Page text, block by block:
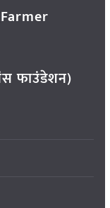
फाउंडेशन)